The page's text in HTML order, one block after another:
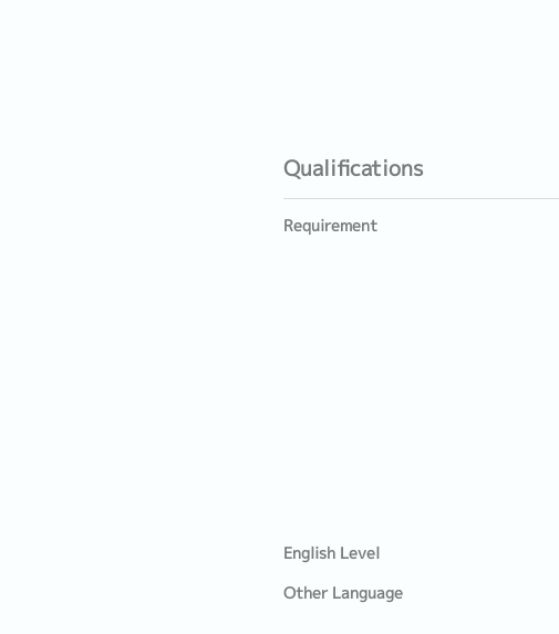
Qualifications
Requirement
English Level
Other Language